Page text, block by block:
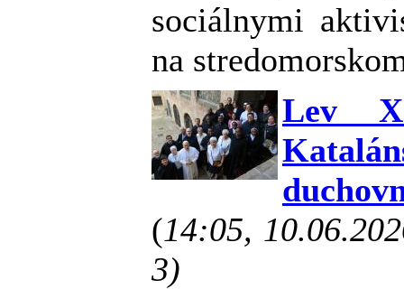
sociálnymi
na
Lev
(14:05,
3)